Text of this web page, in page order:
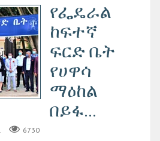
የፌዴራል
ከፍተኛ
ፍርድ ቤት
የሀዋሳ
ማዕከል
በይፋ...
6730